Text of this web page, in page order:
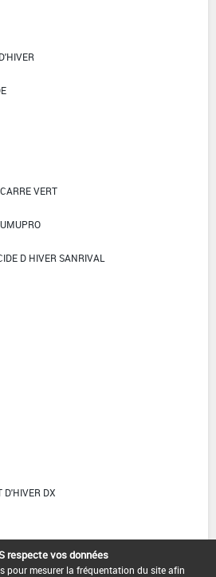
VERT
D HIVER SANRIVAL
D'HIVER DX
D'HIVER
respecte vos données
pour mesurer la fréquentation du site afin